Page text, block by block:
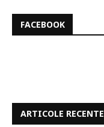
FACEBOOK
ARTICOLE RECENTE